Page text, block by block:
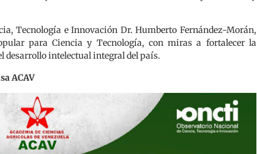
Tecnología e Innovación Dr. Humberto Fernández-Morán,
para Ciencia y Tecnología, con miras a fortalecer la
desarrollo intelectual integral del país.
ACAV